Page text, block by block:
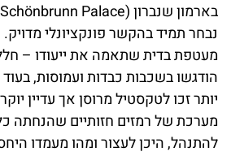
נבחר תמיד בהקשר פונקציונלי
מעטפת בדית שתאמה את ייעודו –
הודגשו בשכבות כבדות ועמוסות,
יותר זכו לטקסטיל מרוסן אך עדיין
מערכת של רמזים חזותיים שהנחתה
להתנהל, היכן לעצור ומהו מעמדו